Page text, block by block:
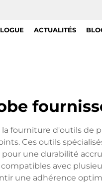
ACTUALITÉS
fourniture d'outils de
Ces outils
une durabilité
avec
une adhérence